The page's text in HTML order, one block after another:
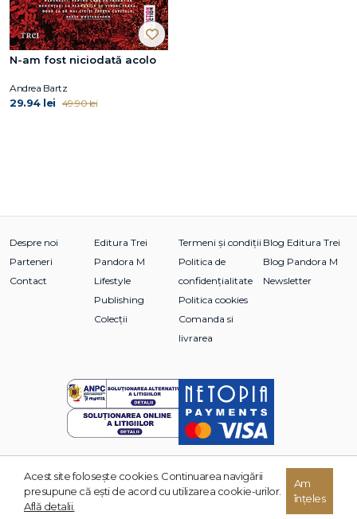
N-am fost niciodată acolo
Andrea Bartz
29.94 lei 49.90 lei
Despre noi
Parteneri
Contact
Editura Trei
Pandora M
Lifestyle
Publishing
Colecții
Termeni și condiții
Politica de
confidențialitate
Politica cookies
Comanda si
livrarea
Blog Editura Trei
Blog Pandora M
Newsletter
© 2026 Grupul Editorial TREI. Toate drepturile rezervate.
Acest site foloseşte cookies. Continuarea navigării
presupune că eşti de acord cu utilizarea cookie-urilor.
Află detalii.
Am
înțeles